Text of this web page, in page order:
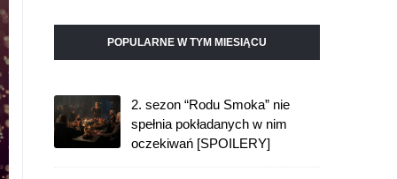
POPULARNE W TYM MIESIĄCU
2. sezon “Rodu Smoka” nie
spełnia pokładanych w nim
oczekiwań [SPOILERY]